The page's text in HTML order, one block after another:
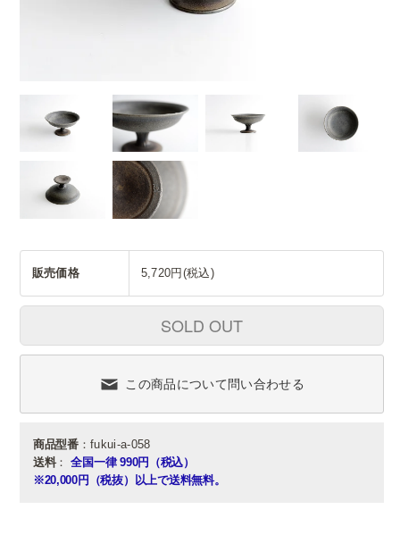
販売価格 5,720円(税込)
SOLD OUT
この商品について問い合わせる
商品型番：fukui-a-058
送料： 全国一律 990円（税込）
※20,000円（税抜）以上で送料無料。